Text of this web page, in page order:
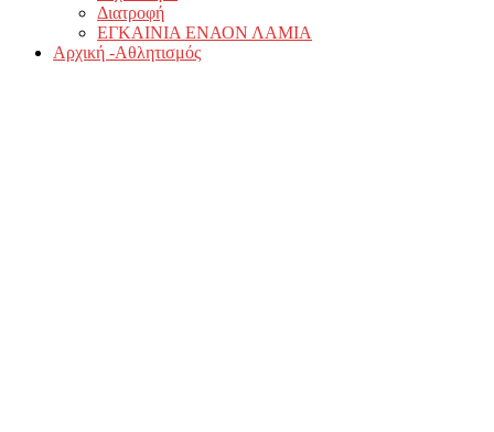
Διατροφή
ΕΓΚΑΙΝΙΑ ΕΝΑΟΝ ΛΑΜΙΑ
Αρχική -Αθλητισμός